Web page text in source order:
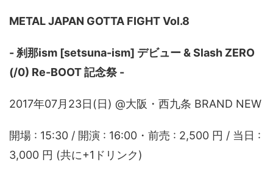
METAL JAPAN GOTTA FIGHT Vol.8
- 刹那ism [setsuna-ism] デビュー & Slash ZERO
(/0) Re-BOOT 記念祭 -
2017年07月23日(日) @大阪・西九条 BRAND NEW
開場 : 15:30 / 開演 : 16:00・前売 : 2,500 円 / 当日 :
3,000 円 (共に+1ドリンク)